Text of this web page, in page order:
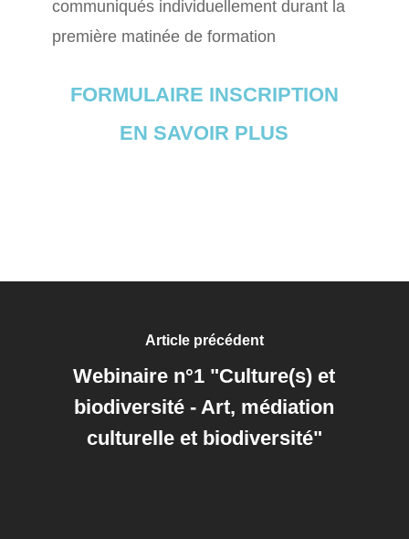
communiqués individuellement durant la
première matinée de formation
FORMULAIRE INSCRIPTION
EN SAVOIR PLUS
Article précédent
Webinaire n°1 "Culture(s) et
biodiversité - Art, médiation
culturelle et biodiversité"